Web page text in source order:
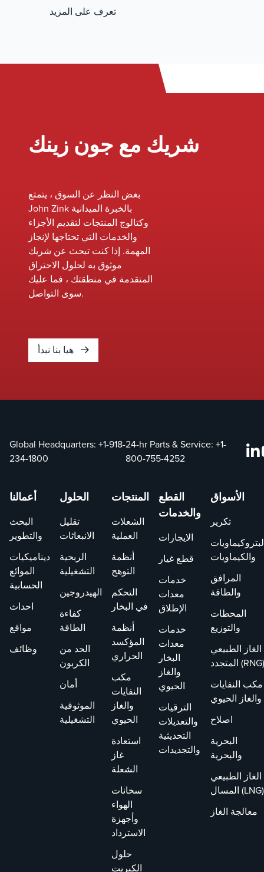
تعرف على المزيد
شريك مع جون زينك
بغض النظر عن السوق ، يتمتع
John Zink بالخبرة الميدانية
وكتالوج المنتجات لتقديم الأجزاء
والخدمات التي تحتاجها لإنجاز
المهمة. إذا كنت تبحث عن شريك
موثوق به لحلول الاحتراق
المتقدمة في منطقتك ، فما عليك
سوى التواصل.
Global Headquarters: +1-918-
234-1800
24-hr Parts & Service:+1-
800-755-4252
أعمالنا
البحث
والتطوير
ديناميكيات
الموائع
الحسابية
احداث
مواقع
وظائف
الحلول
تقليل
الانبعاثات
الربحية
التشغيلية
الهيدروجين
كفاءة
الطاقة
الحد من
الكربون
أمان
الموثوقية
التشغيلية
المنتجات
الشعلات
العملية
أنظمة
التوهج
التحكم
في البخار
أنظمة
المؤكسد
الحراري
مكب
النفايات
والغاز
الحيوي
استعادة
غاز
الشعلة
سخانات
الهواء
وأجهزة
الاسترداد
حلول
الكبريت
القطع
والخدمات
الايجارات
قطع غيار
خدمات
معدات
الإطلاق
خدمات
معدات
البخار
والغاز
الحيوي
الترقيات
والتعديلات
التحديثية
والتجديدات
الأسواق
تكرير
والكيماويات
المرافق
والطاقة
المحطات
والتوزيع
الغاز الطبيعي
المتجدد (RNG)
مكب النفايات
والغاز الحيوي
اصلاح
البحرية
والبحرية
الغاز الطبيعي
المسال (LNG)
معالجة الغاز